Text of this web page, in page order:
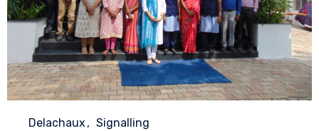
Category
Delachaux Signalling